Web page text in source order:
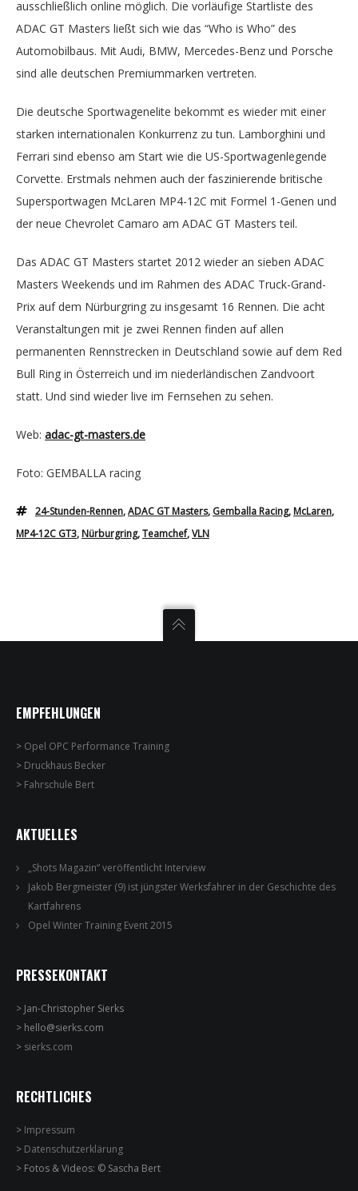
ausschließlich online möglich. Die vorläufige Startliste des
ADAC GT Masters ließt sich wie das “Who is Who” des
Automobilbaus. Mit Audi, BMW, Mercedes-Benz und Porsche
sind alle deutschen Premiummarken vertreten.
Die deutsche Sportwagenelite bekommt es wieder mit einer
starken internationalen Konkurrenz zu tun. Lamborghini und
Ferrari sind ebenso am Start wie die US-Sportwagenlegende
Corvette. Erstmals nehmen auch der faszinierende britische
Supersportwagen McLaren MP4-12C mit Formel 1-Genen und
der neue Chevrolet Camaro am ADAC GT Masters teil.
Das ADAC GT Masters startet 2012 wieder an sieben ADAC
Masters Weekends und im Rahmen des ADAC Truck-Grand-
Prix auf dem Nürburgring zu insgesamt 16 Rennen. Die acht
Veranstaltungen mit je zwei Rennen finden auf allen
permanenten Rennstrecken in Deutschland sowie auf dem Red
Bull Ring in Österreich und im niederländischen Zandvoort
statt. Und sind wieder live im Fernsehen zu sehen.
Web: adac-gt-masters.de
Foto: GEMBALLA racing
24-Stunden-Rennen,ADAC GT Masters, Gemballa Racing, McLaren,
MP4-12C GT3, Nürburgring,Teamchef,VLN
EMPFEHLUNGEN
> Opel OPC Performance Training
> Druckhaus Becker
> Fahrschule Bert
AKTUELLES
„Shots Magazin“ veröffentlicht Interview
Jakob Bergmeister (9) ist jüngster Werksfahrer in der Geschichte des
Kartfahrens
Opel Winter Training Event 2015
PRESSEKONTAKT
> Jan-Christopher Sierks
> hello@sierks.com
> sierks.com
RECHTLICHES
> Impressum
> Datenschutzerklärung
> Fotos & Videos: © Sascha Bert